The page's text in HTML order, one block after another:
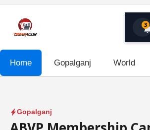
content
3
Home Gopalganj World
Gopalganj